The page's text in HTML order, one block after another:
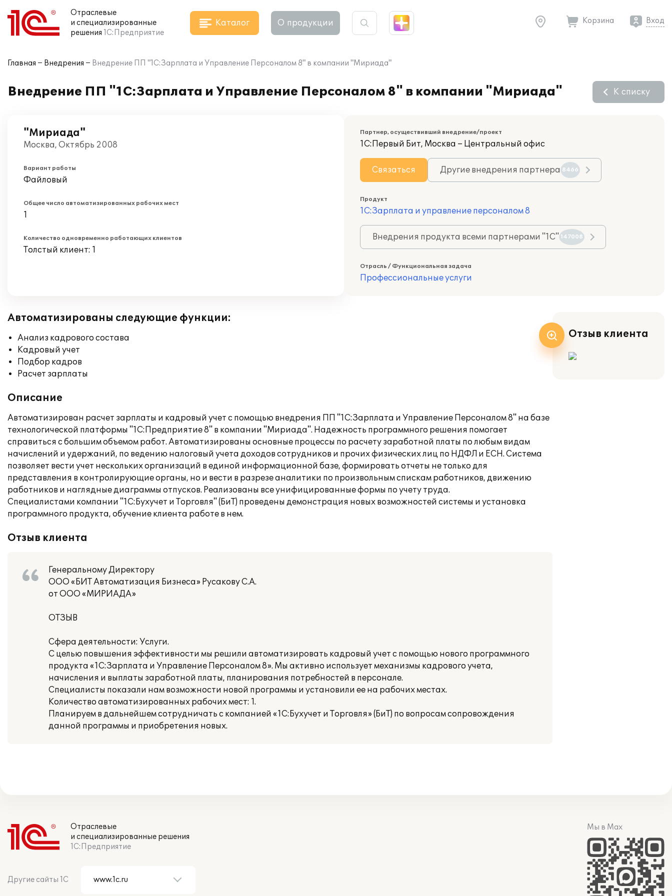
Отраслевые
и специализированные
решения 1С:Предприятие
Каталог О продукции Корзина Вход
Главная Внедрения Внедрение ПП "1С:Зарплата и Управление Персоналом 8" в компании "Мириада"
Внедрение ПП "1С:Зарплата и Управление Персоналом 8" в компании "Мириада" К списку
"Мириада"
Москва, Октябрь 2008
Вариант работы
Файловый
Общее число автоматизированных рабочих мест
1
Количество одновременно работающих клиентов
Толстый клиент: 1
Партнер, осуществивший внедрение/проект
1С:Первый Бит, Москва – Центральный офис
Связаться Другие внедрения партнера 8466
Продукт
1С:Зарплата и управление персоналом 8
Внедрения продукта всеми партнерами "1С" 147008
Отрасль / Функциональная задача
Профессиональные услуги
Автоматизированы следующие функции:
Анализ кадрового состава
Кадровый учет
Подбор кадров
Расчет зарплаты
Описание
Автоматизирован расчет зарплаты и кадровый учет с помощью внедрения ПП "1С:Зарплата и Управление Персоналом 8" на базе
технологической платформы "1С:Предприятие 8" в компании "Мириада". Надежность программного решения помогает
справиться с большим объемом работ. Автоматизированы основные процессы по расчету заработной платы по любым видам
начислений и удержаний, по ведению налоговый учета доходов сотрудников и прочих физических лиц по НДФЛ и ЕСН. Система
позволяет вести учет нескольких организаций в единой информационной базе, формировать отчеты не только для
представления в контролирующие органы, но и вести в разрезе аналитики по произвольным спискам работников, движению
работников и наглядные диаграммы отпусков. Реализованы все унифицированные формы по учету труда.
Специалистами компании "1С:Бухучет и Торговля" (БиТ) проведены демонстрация новых возможностей системы и установка
программного продукта, обучение клиента работе в нем.
Отзыв клиента
Генеральному Директору
ООО «БИТ Автоматизация Бизнеса» Русакову С.А.
от ООО «МИРИАДА»
ОТЗЫВ
Сфера деятельности: Услуги.
С целью повышения эффективности мы решили автоматизировать кадровый учет с помощью нового программного
продукта «1С:Зарплата и Управление Персоналом 8». Мы активно использует механизмы кадрового учета,
начисления и выплаты заработной платы, планирования потребностей в персонале.
Специалисты показали нам возможности новой программы и установили ее на рабочих местах.
Количество автоматизированных рабочих мест: 1.
Планируем в дальнейшем сотрудничать с компанией «1С:Бухучет и Торговля» (БиТ) по вопросам сопровождения
данной программы и приобретения новых.
Отзыв клиента
Отраслевые
и специализированные решения
1С:Предприятие
Другие сайты 1С
Мы в Max